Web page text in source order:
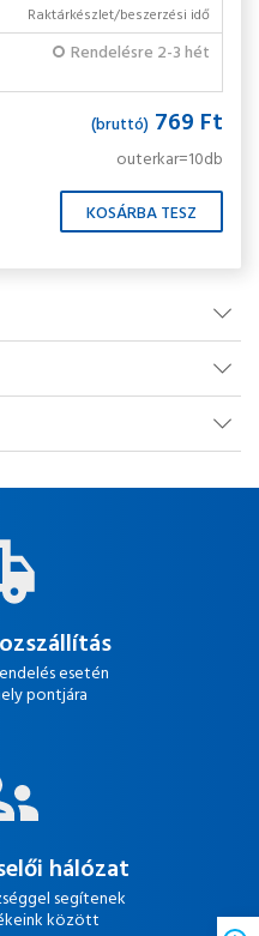
Raktárkészlet/beszerzési idő
Rendelésre 2-3 hét
(bruttó) 769 Ft
outerkar=10db
esetén
pontjára
hálózat
segítenek
között